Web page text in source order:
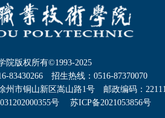
院版权所有©1993-2025
83430266 招生热线：0516-87370070
州市铜山新区嵩山路1号 邮政编码：
号 苏ICP备2021053856号